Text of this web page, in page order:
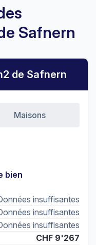
Safnern
de Safnern
Maisons
bien
insuffisantes
insuffisantes
insuffisantes
CHF 9'267